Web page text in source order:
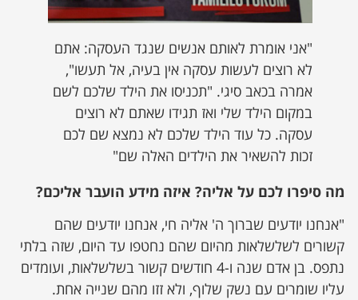
"אני אומרת לאותם אנשים שנגד העסקה: אתם
לא רוצים לעשות עסקה אין בעיה, אל תעשו",
אמרה בכאב סיגי. "תכניסו את הילד שלכם לשם
במקום הילד שלי ואז תגידו שאתם לא רוצים
עסקה. כל עוד הילד שלכם לא נמצא שם לכם
זכות להשאיר את הילדים האלה שם"
מה סיפרו לכם על אליה? איזה מידע הועבר אליכם?
"אנחנו יודעים שברוך ה' אליה חי, אנחנו יודעים שהם
קשורים לשלשלאות מהיום שהם נחטפו עד היום, שזה בלתי
נתפס. בן אדם שנה ו-4 חודשים קשור בשלשלאות, ועומדים
עליו שומרים עם נשק שלוף, ולא זזו מהם שנייה אחת.